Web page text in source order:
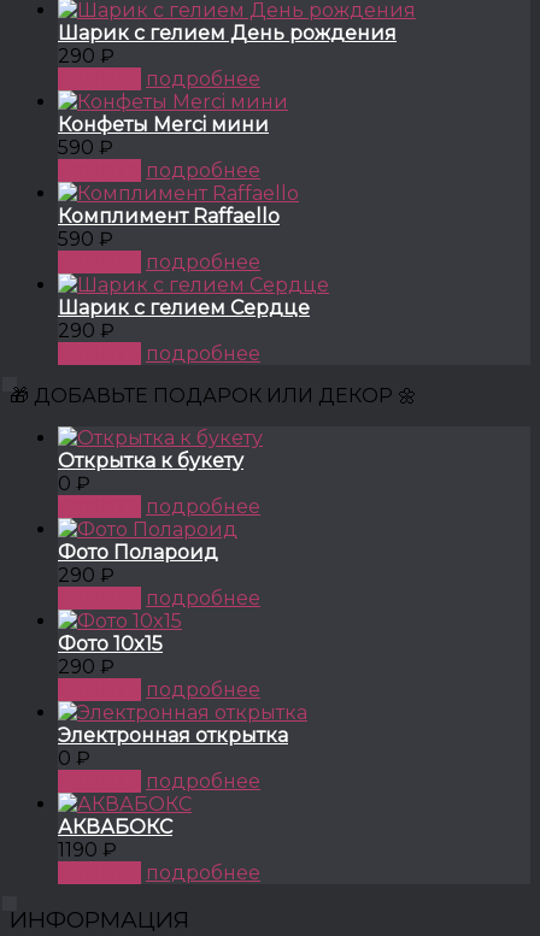
Шарик с гелием День рождения
290 ₽
подробнее
Конфеты Merci мини
590 ₽
подробнее
Комплимент Raffaello
590 ₽
подробнее
Шарик с гелием Сердце
290 ₽
подробнее
🎁 ДОБАВЬТЕ ПОДАРОК ИЛИ ДЕКОР 🌼
Открытка к букету
0 ₽
подробнее
Фото Полароид
290 ₽
подробнее
Фото 10x15
290 ₽
подробнее
Электронная открытка
0 ₽
подробнее
АКВАБОКС
1190 ₽
подробнее
ИНФОРМАЦИЯ